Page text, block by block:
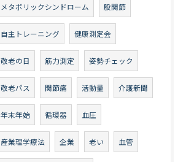
メタボリックシンドローム 股関節
自主トレーニング 健康測定会
敬老の日 筋力測定 姿勢チェック
敬老パス 関節痛 活動量 介護新聞
年末年始 循環器 血圧
産業理学療法 企業 老い 血管